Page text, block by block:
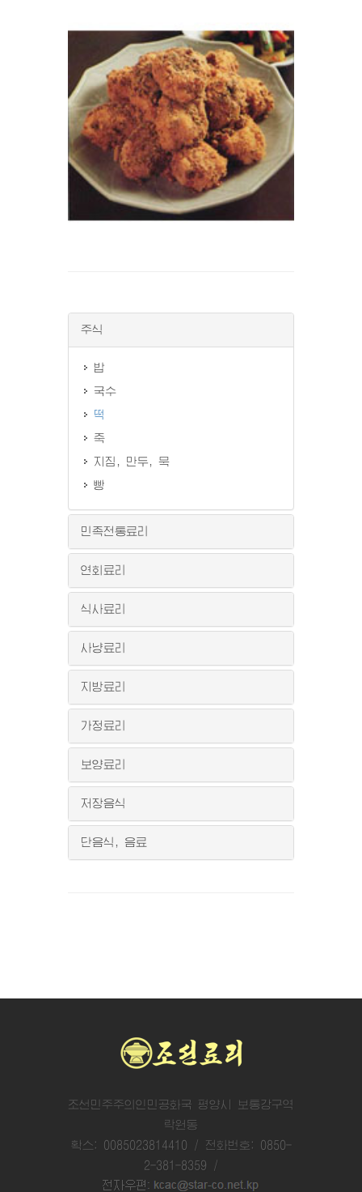
주식
밥
국수
떡
죽
지짐, 만두, 묵
빵
민족전통료리
연회료리
식사료리
사냥료리
지방료리
가정료리
보양료리
저장음식
단음식, 음료
조선민주주의인민공화국 평양시 보통강구역
락원동
확스: 0085023814410 / 전화번호: 0850-
2-381-8359 /